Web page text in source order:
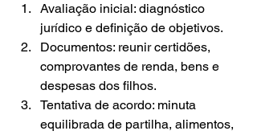
Avaliação inicial: diagnóstico
jurídico e definição de objetivos.
Documentos: reunir certidões,
comprovantes de renda, bens e
despesas dos filhos.
Tentativa de acordo: minuta
equilibrada de partilha, alimentos,